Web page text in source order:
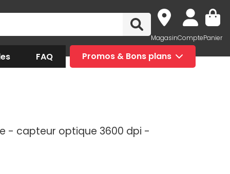
MagasinComptePanier
FAQ Promos & Bons plans
- capteur optique 3600 dpi -